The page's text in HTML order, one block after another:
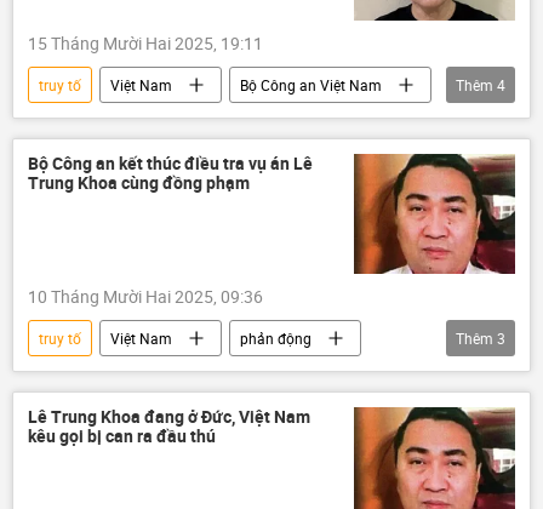
15 Tháng Mười Hai 2025, 19:11
truy tố Việt Nam
Bộ Công an Việt Nam
Thành phố Hồ Chí Minh
Pháp luật
Nguyễn Thị Như Loan
Quốc Cường Gia Lai
Thêm 4
Bộ Công an kết thúc điều tra vụ án Lê
Trung Khoa cùng đồng phạm
10 Tháng Mười Hai 2025, 09:36
truy tố Việt Nam
phản động
công an
Bộ Công an Việt Nam
Pháp luật
Thêm 3
Lê Trung Khoa đang ở Đức, Việt Nam
kêu gọi bị can ra đầu thú